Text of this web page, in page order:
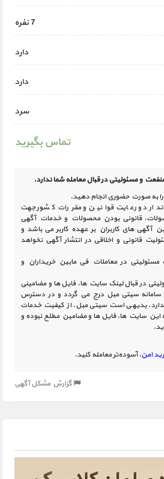
7 نفره
دارد
دارد
سرد
تماس بگیرید
و مسئولیتی درقبال معامله شما ندارد.
به صورت حضوری انجام دهید.
و رعایت قوانین و مقررات کشور جهت
قانونی بودن محصولات و خدمات آگهی
های کاربران بر عهده کاربر می باشد و
قانونی و اخلاقی در انتشار آگهی نخواهد
در معاملات فی مابین خریداران و
در قبال لینک‏ سایت ‏ها، فایل ‏ها و مضامینی
سامانه‏ سیتی مبل درج می گردد و در دسترس
ندارد. بدیهی است سیتی مبل، از کیفیت خدمات
این سایت‏ ها، فایل ها و مضامین مطلع نبوده و
امن، آسوده‌تر معامله کنید.
گزارش مشکل آگهی